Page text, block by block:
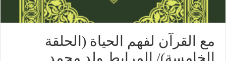
مع القرآن لفهم الحياة (الحلقة
الخامسة)/ المرابط ولد محمد